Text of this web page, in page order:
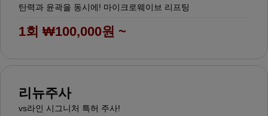
탄력과 윤곽을 동시에! 마이크로웨이브 리프팅
1회 ₩100,000원 ~
리뉴주사
vs라인 시그니처 특허 주사!